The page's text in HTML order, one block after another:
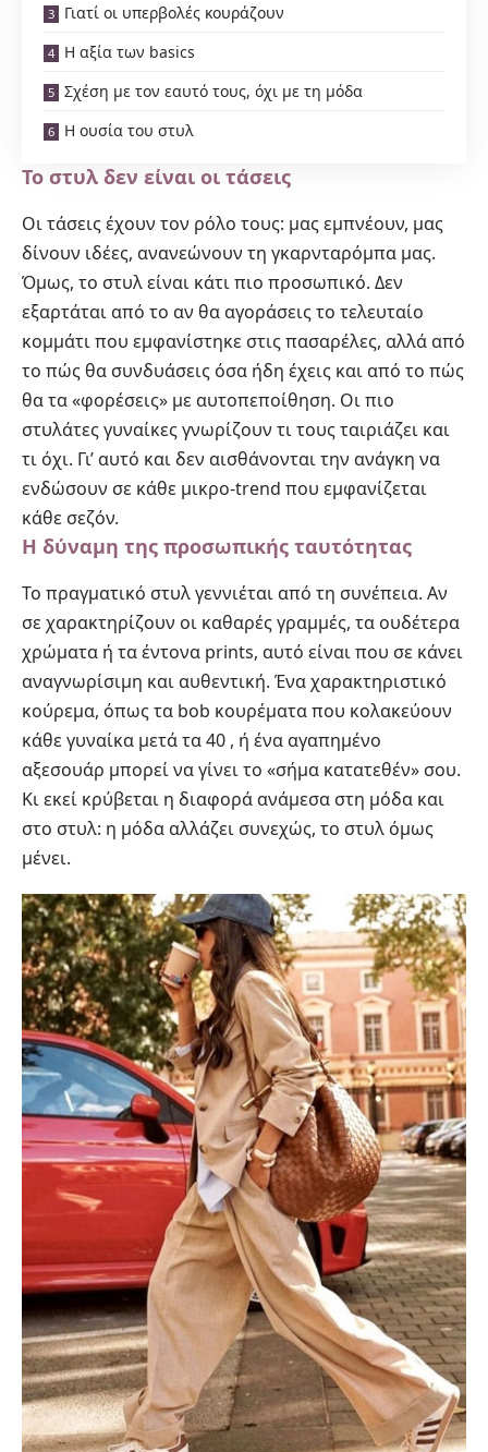
Γιατί οι υπερβολές κουράζουν
Η αξία των basics
Σχέση με τον εαυτό τους, όχι με τη μόδα
Η ουσία του στυλ
Το στυλ δεν είναι οι τάσεις
Οι τάσεις έχουν τον ρόλο τους: μας εμπνέουν, μας
δίνουν ιδέες, ανανεώνουν τη γκαρνταρόμπα μας.
Όμως, το στυλ είναι κάτι πιο προσωπικό. Δεν
εξαρτάται από το αν θα αγοράσεις το τελευταίο
κομμάτι που εμφανίστηκε στις πασαρέλες, αλλά από
το πώς θα συνδυάσεις όσα ήδη έχεις και από το πώς
θα τα «φορέσεις» με αυτοπεποίθηση. Οι πιο
στυλάτες γυναίκες γνωρίζουν τι τους ταιριάζει και
τι όχι. Γι’ αυτό και δεν αισθάνονται την ανάγκη να
ενδώσουν σε κάθε μικρο-trend που εμφανίζεται
κάθε σεζόν.
Η δύναμη της προσωπικής ταυτότητας
Το πραγματικό στυλ γεννιέται από τη συνέπεια. Αν
σε χαρακτηρίζουν οι καθαρές γραμμές, τα ουδέτερα
χρώματα ή τα έντονα prints, αυτό είναι που σε κάνει
αναγνωρίσιμη και αυθεντική. Ένα χαρακτηριστικό
κούρεμα, όπως τα bob κουρέματα που κολακεύουν
κάθε γυναίκα μετά τα 40 , ή ένα αγαπημένο
αξεσουάρ μπορεί να γίνει το «σήμα κατατεθέν» σου.
Κι εκεί κρύβεται η διαφορά ανάμεσα στη μόδα και
στο στυλ: η μόδα αλλάζει συνεχώς, το στυλ όμως
μένει.